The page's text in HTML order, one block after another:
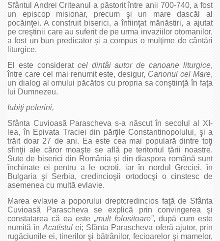
Sfântul Andrei Criteanul a păstorit între anii 700-740, a fost
un episcop misionar, precum şi un mare dascăl al
pocăinţei. A construit bi­serici, a înfiinţat mănăstiri, a ajutat
pe creştinii care au suferit de pe urma invaziilor otomanilor,
a fost un bun predicator şi a compus o mulţime de cântări
liturgice.
El este consideratcel dintâi autor de canoane liturgice,
între care cel mai renumit este, desigur, Canonul cel Mare,
un dialog al omului păcătos cu propria sa conştiinţă în faţa
lui Dumnezeu.
Iubiţi pelerini,
Sfânta Cuvioasă Parascheva s-a născut în secolul al XI-
lea, în Epivata Traciei din părţile Constantinopolului, şi a
trăit doar 27 de ani. Ea este cea mai populară dintre toţi
sfinţii ale căror moaşte se află pe teritoriul țării noastre.
Sute de biserici din România şi din diaspora română sunt
închinate ei pentru a le ocroti, iar în nordul Greciei, în
Bulgaria şi Serbia, credincioşii ortodocşi o cinstesc de
asemenea cu multă evlavie.
Marea evlavie a poporului dreptcredincios faţă de Sfânta
Cuvioasă Parascheva se explică prin convingerea şi
constatarea că ea este „mult folositoare”, după cum este
numită în Acatistulei; Sfânta Parascheva oferă ajutor, prin
rugăciunile ei, tinerilor şi bătrânilor, fecioarelor şi mamelor,